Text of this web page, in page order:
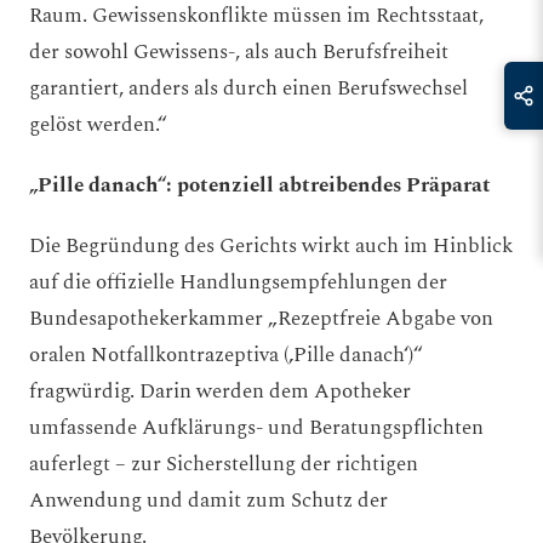
Raum. Gewissenskonflikte müssen im Rechtsstaat,
der sowohl Gewissens-, als auch Berufsfreiheit
garantiert, anders als durch einen Berufswechsel
gelöst werden.“
„Pille danach“: potenziell abtreibendes Präparat
Die Begründung des Gerichts wirkt auch im Hinblick
auf die offizielle Handlungsempfehlungen der
Bundesapothekerkammer „Rezeptfreie Abgabe von
oralen Notfallkontrazeptiva (‚Pille danach‘)“
fragwürdig. Darin werden dem Apotheker
umfassende Aufklärungs- und Beratungspflichten
auferlegt – zur Sicherstellung der richtigen
Anwendung und damit zum Schutz der